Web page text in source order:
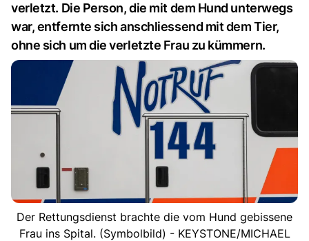
verletzt. Die Person, die mit dem Hund unterwegs
war, entfernte sich anschliessend mit dem Tier,
ohne sich um die verletzte Frau zu kümmern.
Der Rettungsdienst brachte die vom Hund gebissene
Frau ins Spital. (Symbolbild) - KEYSTONE/MICHAEL